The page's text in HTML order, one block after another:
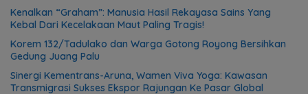
Kenalkan “Graham”: Manusia Hasil Rekayasa Sains Yang
Kebal Dari Kecelakaan Maut Paling Tragis!
Korem 132/Tadulako dan Warga Gotong Royong Bersihkan
Gedung Juang Palu
Sinergi Kementrans-Aruna, Wamen Viva Yoga: Kawasan
Transmigrasi Sukses Ekspor Rajungan Ke Pasar Global